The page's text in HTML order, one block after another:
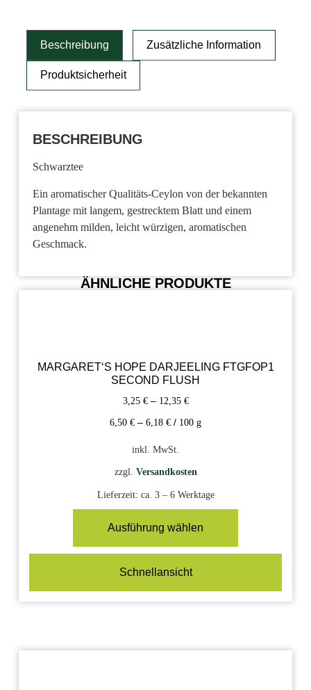
Beschreibung Zusätzliche Information
Produktsicherheit
BESCHREIBUNG
Schwarztee
Ein aromatischer Qualitäts-Ceylon von der bekannten
Plantage mit langem, gestrecktem Blatt und einem
angenehm milden, leicht würzigen, aromatischen
Geschmack.
ÄHNLICHE PRODUKTE
MARGARET‘S HOPE DARJEELING FTGFOP1
SECOND FLUSH
3,25 €– 12,35 €
6,50 € – 6,18 € / 100 g
inkl. MwSt.
zzgl. Versandkosten
Lieferzeit: ca. 3 – 6 Werktage
Ausführung wählen
Schnellansicht